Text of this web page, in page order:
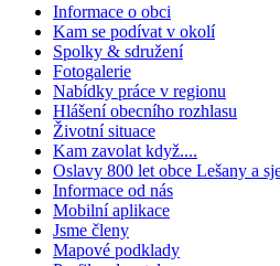
Informace o obci
Kam se podívat v okolí
Spolky & sdružení
Fotogalerie
Nabídky práce v regionu
Hlášení obecního rozhlasu
Životní situace
Kam zavolat když....
Oslavy 800 let obce Lešany a
Informace od nás
Mobilní aplikace
Jsme členy
Mapové podklady